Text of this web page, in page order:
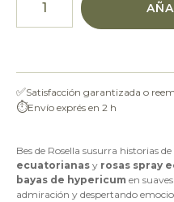
✅Satisfacción garantizada o
⏱Envío exprés en 2 h
Bes de Rosella susurra historias
ecuatorianas y rosas spray
bayas de hypericum en
admiración y despertando